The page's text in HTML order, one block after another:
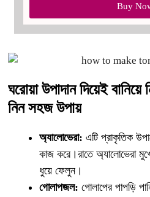
Buy
ঘরোয়া উপাদান দিয়েই
নিন সহজ উপায়
অ্যালোভেরা: এটি প্রাকৃতিক
কাজ করে।রাতে অ্যালোভেরা মুখে
ধুয়ে ফেলুন।
গোলাপজল: গোলাপের পাপড়ি